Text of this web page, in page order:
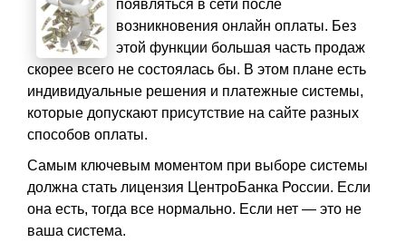
появляться в сети после
возникновения онлайн оплаты. Без
этой функции большая часть продаж
скорее всего не состоялась бы. В этом плане есть
индивидуальные решения и платежные системы,
которые допускают присутствие на сайте разных
способов оплаты.
Самым ключевым моментом при выборе системы
должна стать лицензия ЦентроБанка России. Если
она есть, тогда все нормально. Если нет — это не
ваша система.